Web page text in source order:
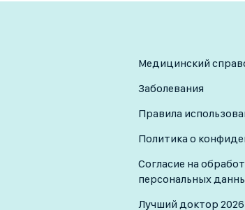
Медицинский
Заболевания
Правила
Политика о
Согласие на
персональных
Лучший доктор 2026